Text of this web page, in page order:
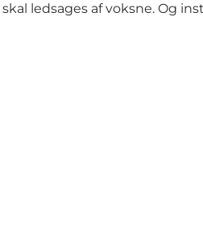
ledsages af voksne. Og